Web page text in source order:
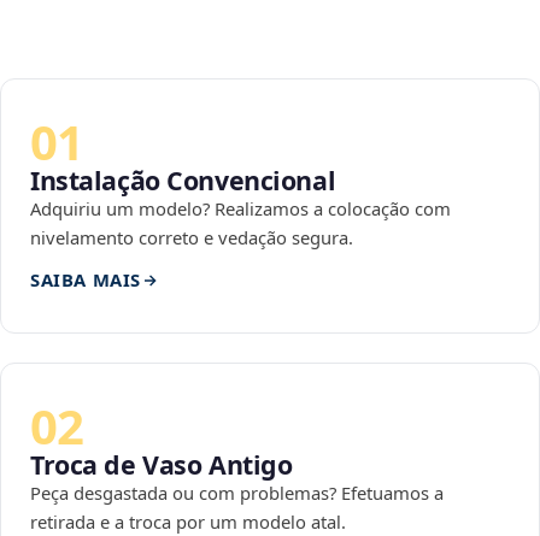
01
Instalação Convencional
Adquiriu um modelo? Realizamos a colocação com
nivelamento correto e vedação segura.
SAIBA MAIS
02
Troca de Vaso Antigo
Peça desgastada ou com problemas? Efetuamos a
retirada e a troca por um modelo atal.